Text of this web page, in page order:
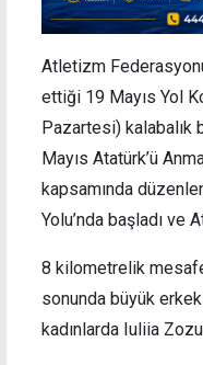
Atletizm
ettiği 19 Mayıs Yol
Pazartesi) kalabalık
Mayıs Atatürk’ü
kapsamında
Yolu’nda başladı ve
8 kilometrelik
sonunda büyük
kadınlarda Iuliia